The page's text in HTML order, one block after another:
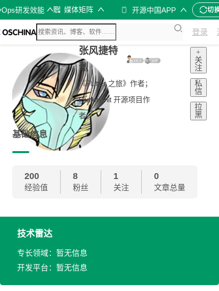
研发效能 媒体矩阵 开源中国APP 切
登录
张风捷特
烈
《Flutter 之旅》作者；
FlutterUnit 开源项目作
者。
+
关
注
私
信
拉
黑
基础信息
200
经验值
8
粉丝
1
关注
0
文章总量
技术雷达
专长领域：暂无信息
开发平台：暂无信息